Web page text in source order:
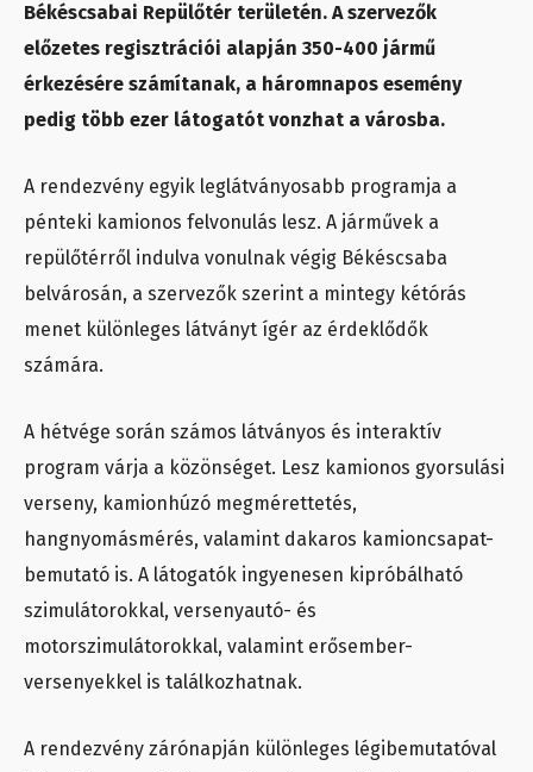
Békéscsabai Repülőtér területén. A szervezők
előzetes regisztrációi alapján 350-400 jármű
érkezésére számítanak, a háromnapos esemény
pedig több ezer látogatót vonzhat a városba.
A rendezvény egyik leglátványosabb programja a
pénteki kamionos felvonulás lesz. A járművek a
repülőtérről indulva vonulnak végig Békéscsaba
belvárosán, a szervezők szerint a mintegy kétórás
menet különleges látványt ígér az érdeklődők
számára.
A hétvége során számos látványos és interaktív
program várja a közönséget. Lesz kamionos gyorsulási
verseny, kamionhúzó megmérettetés,
hangnyomásmérés, valamint dakaros kamioncsapat-
bemutató is. A látogatók ingyenesen kipróbálható
szimulátorokkal, versenyautó- és
motorszimulátorokkal, valamint erősember-
versenyekkel is találkozhatnak.
A rendezvény zárónapján különleges légibemutatóval